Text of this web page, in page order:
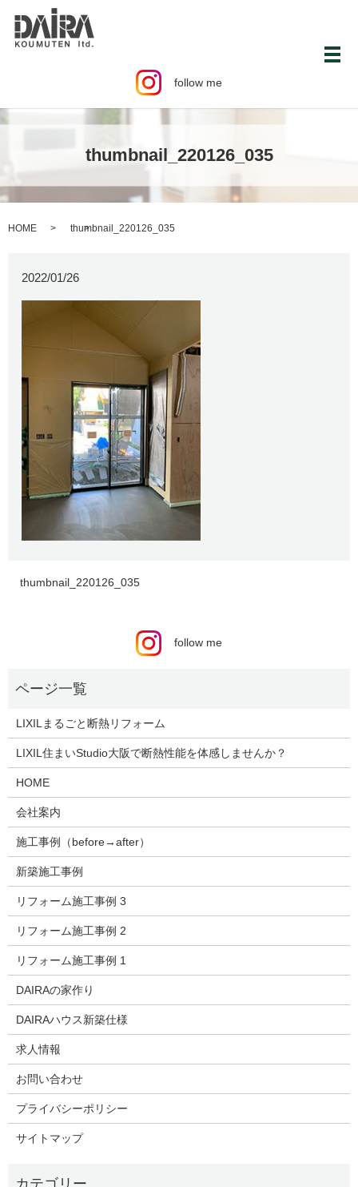
follow me
メ
thumbnail_220126_035
HOME thumbnail_220126_035
2022/01/26
thumbnail_220126_035
follow me
LIXILまるごと断熱リフォーム
LIXIL住まいStudio大阪で断熱性能を体感しませんか？
HOME
会社案内
施工事例（before→after）
新築施工事例
リフォーム施工事例 3
リフォーム施工事例 2
リフォーム施工事例 1
DAIRAの家作り
DAIRAハウス新築仕様
求人情報
お問い合わせ
プライバシーポリシー
サイトマップ